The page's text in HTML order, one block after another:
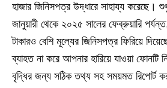
হাজার জিনিসপত্র উদ্ধারে সাহায্য করেছে।
জানুয়ারী থেকে ২০২৫ সালের ফেব্রুয়ারি
টাকারও বেশি মূল্যের জিনিসপত্র ফিরিয়ে
ব্যাহত না করে আপনার হারিয়ে যাওয়া ফোনটি
বৃদ্ধির জন্য সঠিক তথ্য সহ সময়মত রিপোর্ট